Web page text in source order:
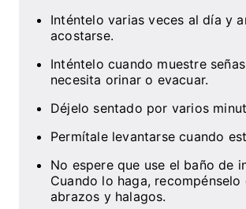
Inténtelo varias veces al día y
acostarse.
Inténtelo cuando muestre
necesita orinar o evacuar.
Déjelo sentado por varios
Permítale levantarse cuando
No espere que use el baño de
Cuando lo haga, recompénselo
abrazos y halagos.